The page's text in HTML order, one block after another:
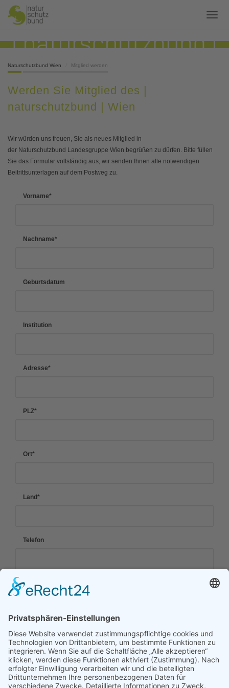
Naturschutzbund Wien Mitglied werden
Werden Sie Mitglied des |
naturschutzbund | Wien
Wir würden uns freuen, Sie als neues Mitglied in
der Naturschutzbund Landesgruppe Wien begrüßen zu dürfen. Bitte füllen
Sie das Formular vollständig aus, wir senden Ihnen alle notwendigen
Beitrittsunterlagen auf dem Postweg zu.
Vorname*
Nachname*
Geburtsdatum
Institution
Adresse*
PLZ*
Ort*
Land*
Telefon
Email
Mitgliedschaft*